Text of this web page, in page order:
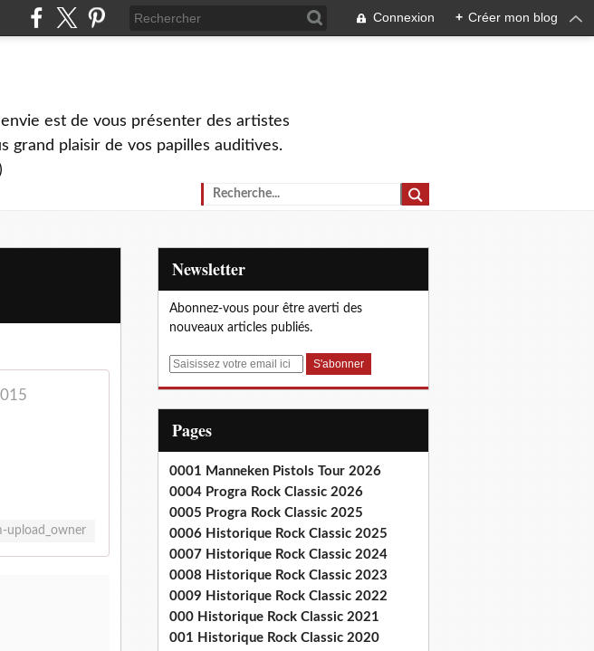
Connexion + Créer mon blog
est de vous présenter des artistes
grand plaisir de vos papilles auditives.
upload_owner
Newsletter
Abonnez-vous pour être averti des
nouveaux articles publiés.
E
Pages
0001 Manneken Pistols Tour 2026
0004 Progra Rock Classic 2026
0005 Progra Rock Classic 2025
0006 Historique Rock Classic 2025
0007 Historique Rock Classic 2024
0008 Historique Rock Classic 2023
0009 Historique Rock Classic 2022
000 Historique Rock Classic 2021
001 Historique Rock Classic 2020